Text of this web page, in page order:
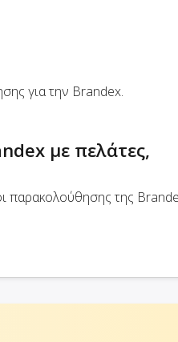
για την Brandex.
με πελάτες,
παρακολούθησης της